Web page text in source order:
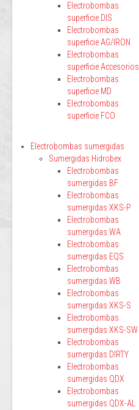
Electrobombas
superficie DIS
Electrobombas
superficie AG/IRON
Electrobombas
superficie Accesorios
Electrobombas
superficie MD
Electrobombas
superficie FCO
Electrobombas sumergidas
Sumergidas Hidrobex
Electrobombas
sumergidas BF
Electrobombas
sumergidas XKS-P
Electrobombas
sumergidas WA
Electrobombas
sumergidas EQS
Electrobombas
sumergidas WB
Electrobombas
sumergidas XKS-S
Electrobombas
sumergidas XKS-SW
Electrobombas
sumergidas DIRTY
Electrobombas
sumergidas QDX
Electrobombas
sumergidas QDX-AL